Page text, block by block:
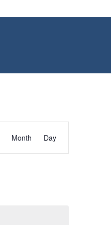
Event
Views
Month Day